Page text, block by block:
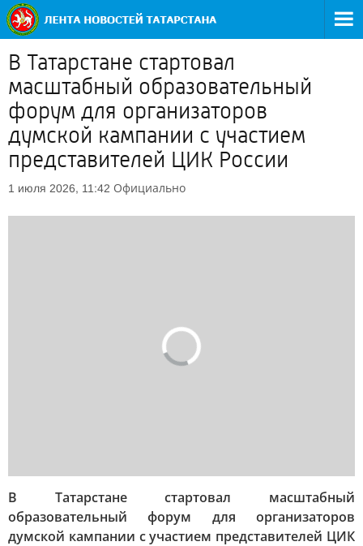
В Татарстане стартовал
масштабный образовательный
форум для организаторов
думской кампании с участием
представителей ЦИК России
1 июля 2026, 11:42 Официально
В Татарстане стартовал масштабный
образовательный форум для организаторов
думской кампании с участием представителей ЦИК